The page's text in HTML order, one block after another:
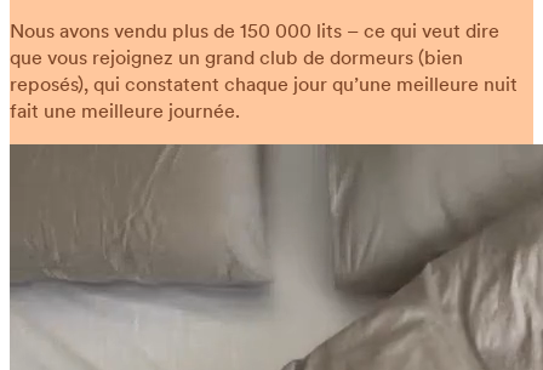
Nous avons vendu plus de 150 000 lits – ce qui veut dire
que vous rejoignez un grand club de dormeurs (bien
reposés), qui constatent chaque jour qu’une meilleure nuit
fait une meilleure journée.